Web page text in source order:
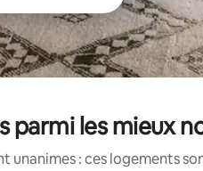
parmi les mieux
unanimes : ces logements